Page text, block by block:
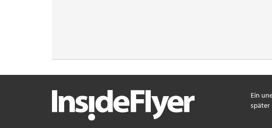
Ein
später